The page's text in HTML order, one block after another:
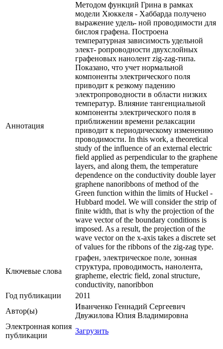
Аннотация
Методом функций Грина в рамках
модели Хюккеля - Хаббарда получено
выражение удель- ной проводимости для
бислоя графена. Построена
температурная зависимость удельной
элект- ропроводности двухслойных
графеновых нанолент zig-zag-типа.
Показано, что учет нормальной
компоненты электрического поля
приводит к резкому падению
электропроводности в области низких
температур. Влияние тангенциальной
компоненты электрического поля в
приближении времени релаксации
приводит к периодическому изменению
проводимости. In this work, a theoretical
study of the influence of an external electric
field applied as perpendicular to the graphene
layers, and along them, the temperature
dependence on the conductivity double layer
graphene nanoribbons of method of the
Green function within the limits of Huckel -
Hubbard model. We will consider the strip of
finite width, that is why the projection of the
wave vector of the boundary conditions is
imposed. As a result, the projection of the
wave vector on the x-axis takes a discrete set
of values for the ribbons of the zig-zag type.
Ключевые cлова
графен, электрическое поле, зонная
структура, проводимость, нанолента,
grapheme, electric field, zonal structure,
conductivity, nanoribbon
Год публикации
2011
Автор(ы)
Иванченко Геннадий Сергеевич
Двужилова Юлия Владимировна
Электронная копия
публикации
Загрузить